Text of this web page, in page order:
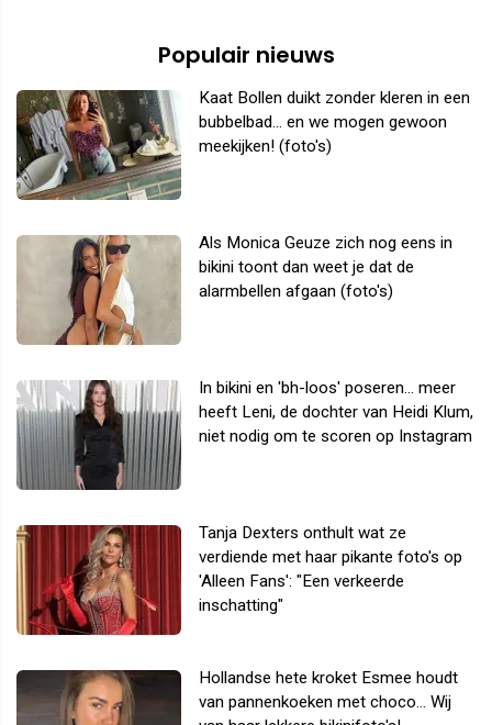
Populair nieuws
Kaat Bollen duikt zonder kleren in een
bubbelbad... en we mogen gewoon
meekijken! (foto's)
Als Monica Geuze zich nog eens in
bikini toont dan weet je dat de
alarmbellen afgaan (foto's)
In bikini en 'bh-loos' poseren... meer
heeft Leni, de dochter van Heidi Klum,
niet nodig om te scoren op Instagram
Tanja Dexters onthult wat ze
verdiende met haar pikante foto's op
'Alleen Fans': "Een verkeerde
inschatting"
Hollandse hete kroket Esmee houdt
van pannenkoeken met choco... Wij